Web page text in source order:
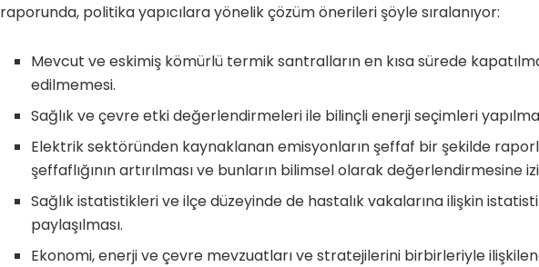
raporunda, politika yapıcılara yönelik çözüm önerileri şöyle sıralanıyor:
Mevcut ve eskimiş kömürlü termik santralların en kısa sürede
edilmemesi.
Sağlık ve çevre etki değerlendirmeleri ile bilinçli enerji seçimleri
Elektrik sektöründen kaynaklanan emisyonların şeffaf bir şekilde
şeffaflığının artırılması ve bunların bilimsel olarak değerlendirmesine
Sağlık istatistikleri ve ilçe düzeyinde de hastalık vakalarına ilişkin
paylaşılması.
Ekonomi, enerji ve çevre mevzuatları ve stratejilerini birbirleriyle